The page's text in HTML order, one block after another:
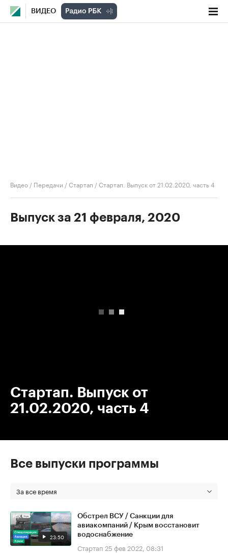
ВИДЕО
Видео / Передачи /Стартап /Стартап. Выпуск от 21.02.2020, часть 4
Выпуск за 21 февраля, 2020
Стартап. Выпуск от
21.02.2020, часть 4
Все выпуски программы
За все время
23:50
Обстрел ВСУ / Санкции для
авиакомпаний / Крым восстановит
водоснабжение
Стартап 25 фев 2022, 08:31